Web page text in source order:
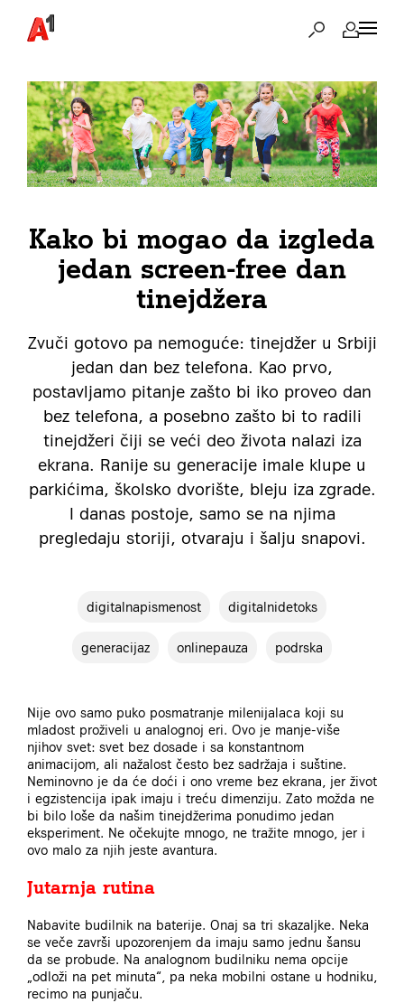
Kako bi mogao da izgleda
jedan screen-free dan
tinejdžera
Zvuči gotovo pa nemoguće: tinejdžer u Srbiji
jedan dan bez telefona. Kao prvo,
postavljamo pitanje zašto bi iko proveo dan
bez telefona, a posebno zašto bi to radili
tinejdžeri čiji se veći deo života nalazi iza
ekrana. Ranije su generacije imale klupe u
parkićima, školsko dvorište, bleju iza zgrade.
I danas postoje, samo se na njima
pregledaju storiji, otvaraju i šalju snapovi.
digitalnapismenost digitalnidetoks
generacijaz onlinepauza podrska
Nije ovo samo puko posmatranje milenijalaca koji su
mladost proživeli u analognoj eri. Ovo je manje-više
njihov svet: svet bez dosade i sa konstantnom
animacijom, ali nažalost često bez sadržaja i suštine.
Neminovno je da će doći i ono vreme bez ekrana, jer život
i egzistencija ipak imaju i treću dimenziju. Zato možda ne
bi bilo loše da našim tinejdžerima ponudimo jedan
eksperiment. Ne očekujte mnogo, ne tražite mnogo, jer i
ovo malo za njih jeste avantura.
Jutarnja rutina
Nabavite budilnik na baterije. Onaj sa tri skazaljke. Neka
se veče završi upozorenjem da imaju samo jednu šansu
da se probude. Na analognom budilniku nema opcije
„odloži na pet minuta“, pa neka mobilni ostane u hodniku,
recimo na punjaču.